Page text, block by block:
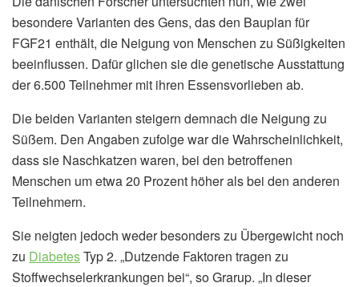
besondere Varianten des Gens, das den Bauplan für
FGF21 enthält, die Neigung von Menschen zu Süßigkeiten
beeinflussen. Dafür glichen sie die genetische Ausstattung
der 6.500 Teilnehmer mit ihren Essensvorlieben ab.
Die beiden Varianten steigern demnach die Neigung zu
Süßem. Den Angaben zufolge war die Wahrscheinlichkeit,
dass sie Naschkatzen waren, bei den betroffenen
Menschen um etwa 20 Prozent höher als bei den anderen
Teilnehmern.
Sie neigten jedoch weder besonders zu Übergewicht noch
zu DiabetesTyp 2. „Dutzende Faktoren tragen zu
Stoffwechselerkrankungen bei“, so Grarup. „In dieser